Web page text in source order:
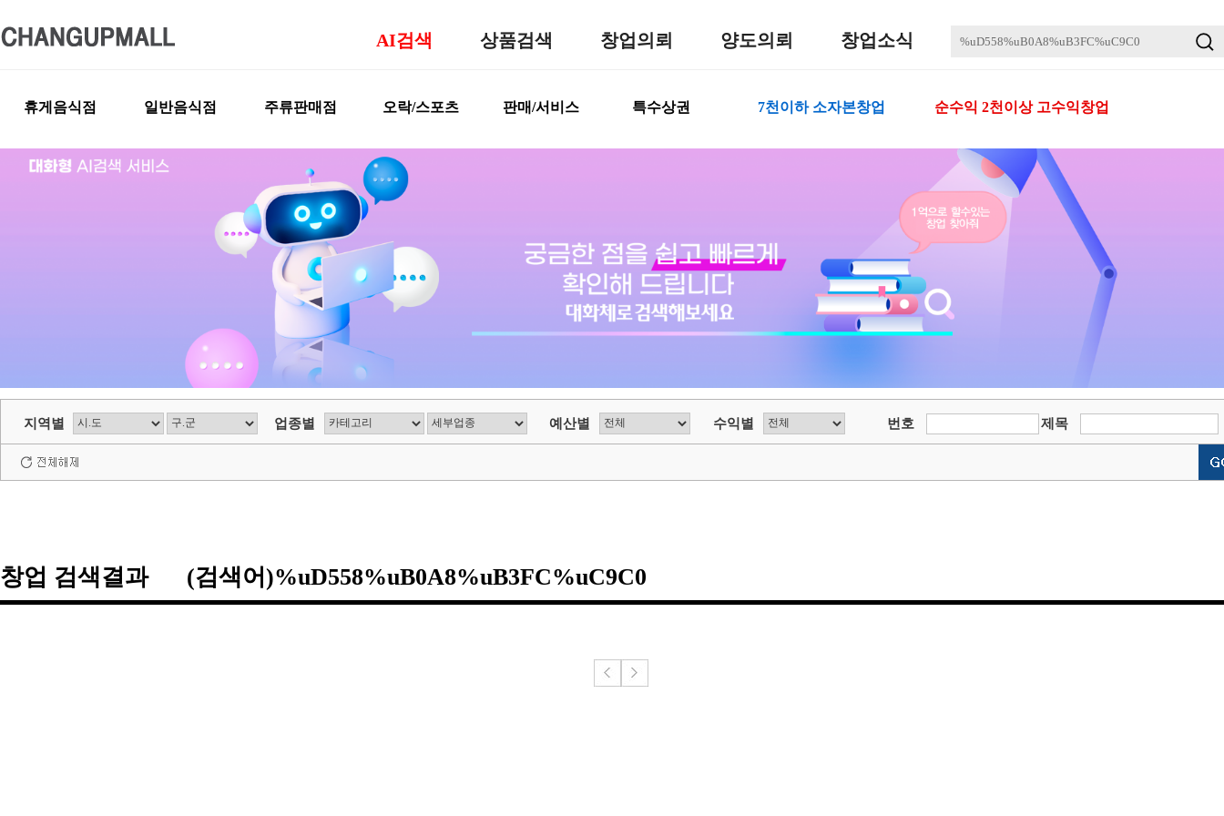
AI검색 상품검색 창업의뢰 양도의뢰 창업소식
휴게음식점 일반음식점 주류판매점 오락/스포츠 판매/서비스 특수상권 7천이하 소자본창업 순수익 2천이상 고수익창업
지역별 업종별 예산별 수익별 번호 제목
창업 검색결과 (검색어)%uD558%uB0A8%uB3FC%uC9C0